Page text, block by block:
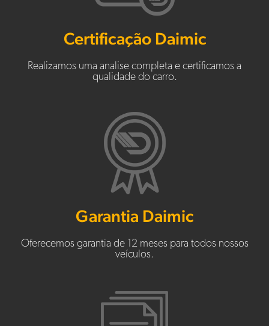
Certificação Daimic
Realizamos uma analise completa e certificamos a
qualidade do carro.
Garantia Daimic
Oferecemos garantia de 12 meses para todos nossos
veículos.